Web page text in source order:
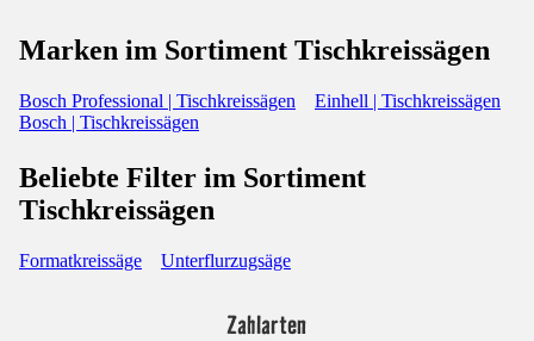
Marken im Sortiment Tischkreissägen
Bosch Professional | Tischkreissägen
Einhell | Tischkreissägen
Bosch | Tischkreissägen
Beliebte Filter im Sortiment
Tischkreissägen
Formatkreissäge Unterflurzugsäge
Zahlarten